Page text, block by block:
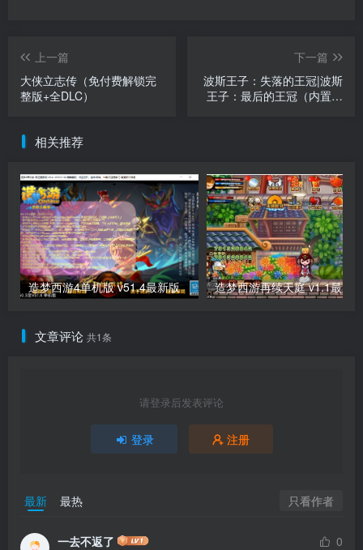
上一篇
大侠立志传（免付费解锁完
整版+全DLC）
下一篇
波斯王子：失落的王冠|波斯
王子：最后的王冠（内置作
相关推荐
造梦西游4单机版 v51.4最新版 造梦西游再续天庭 v1.1最新
文章评论 共1条
请登录后发表评论
登录 注册
最新 最热 只看作者
一去不返了 0